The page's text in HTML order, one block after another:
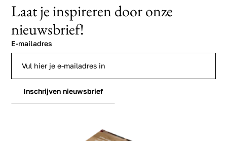
Laat je inspireren door onze
nieuwsbrief!
E-mailadres
Inschrijven nieuwsbrief